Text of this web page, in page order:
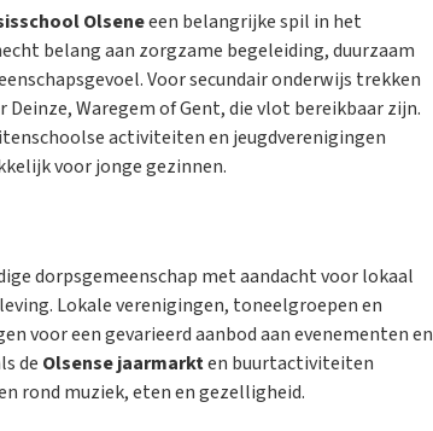
Olseneeen belangrijke spil in het
belang aan zorgzame begeleiding, duurzaam
Voor secundair onderwijs trekken
Waregem of Gent, die vlot bereikbaar zijn.
activiteiten en jeugdverenigingen
voor jonge gezinnen.
dorpsgemeenschap met aandacht voor lokaal
Lokale verenigingen, toneelgroepen en
voor een gevarieerd aanbod aan evenementen en
de Olsense jaarmarkten buurtactiviteiten
rond muziek, eten en gezelligheid.